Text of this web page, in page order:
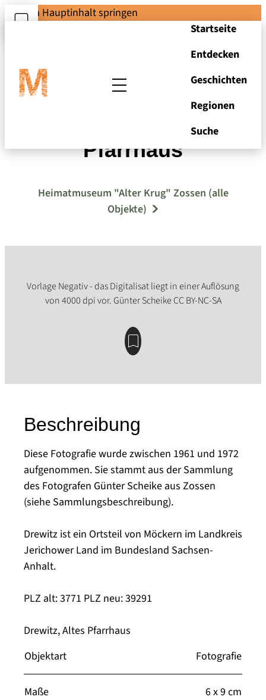
Zum Hauptinhalt springen
Startseite
Entdecken
Geschichten
Regionen
Suche
Drewitz, Altes
Pfarrhaus
Heimatmuseum "Alter Krug" Zossen (alle
Objekte)
Beschreibung
Diese Fotografie wurde zwischen 1961 und 1972
aufgenommen. Sie stammt aus der Sammlung
des Fotografen Günter Scheike aus Zossen
(siehe Sammlungsbeschreibung).
Drewitz ist ein Ortsteil von Möckern im Landkreis
Jerichower Land im Bundesland Sachsen-
Anhalt.
PLZ alt: 3771 PLZ neu: 39291
Drewitz, Altes Pfarrhaus
Objektart
Fotografie
Maße 6 x 9 cm